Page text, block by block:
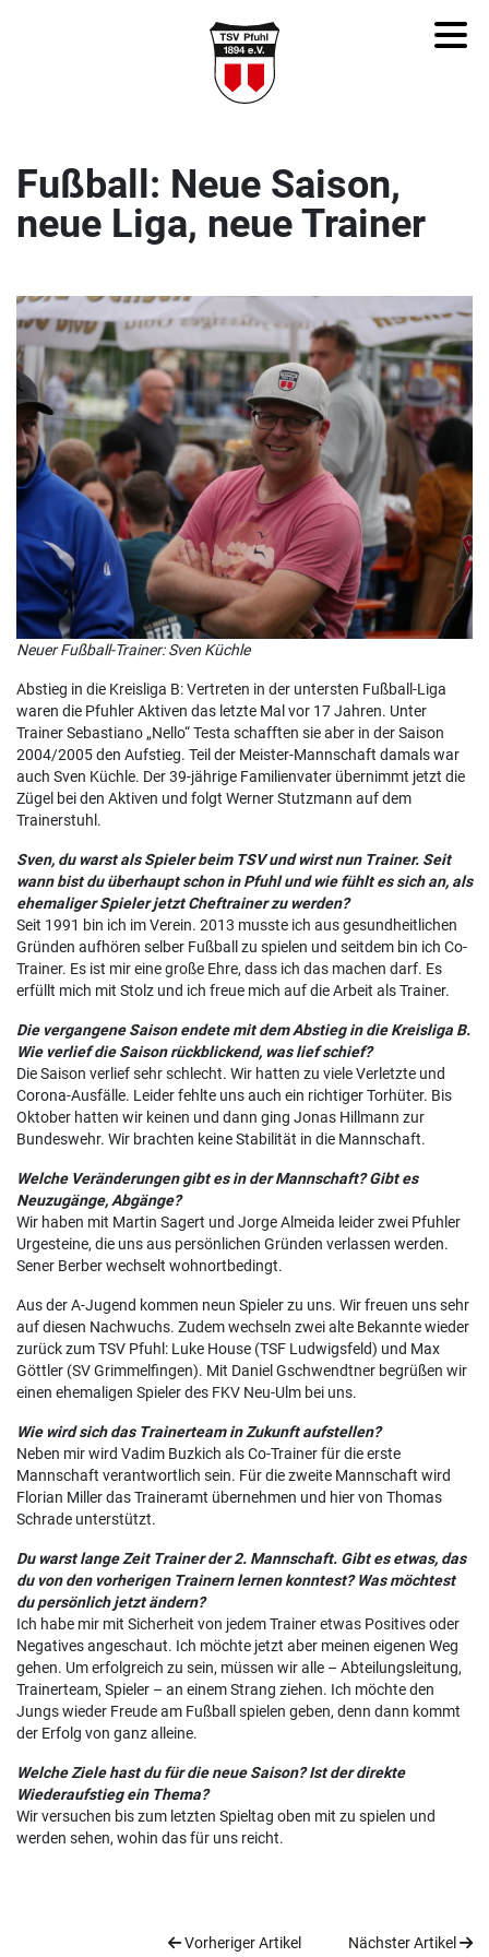
Fußball: Neue Saison,
neue Liga, neue Trainer
Neuer Fußball-Trainer: Sven Küchle
Abstieg in die Kreisliga B: Vertreten in der untersten Fußball-Liga
waren die Pfuhler Aktiven das letzte Mal vor 17 Jahren. Unter
Trainer Sebastiano „Nello“ Testa schafften sie aber in der Saison
2004/2005 den Aufstieg. Teil der Meister-Mannschaft damals war
auch Sven Küchle. Der 39-jährige Familienvater übernimmt jetzt die
Zügel bei den Aktiven und folgt Werner Stutzmann auf dem
Trainerstuhl.
Sven, du warst als Spieler beim TSV und wirst nun Trainer. Seit
wann bist du überhaupt schon in Pfuhl und wie fühlt es sich an, als
ehemaliger Spieler jetzt Cheftrainer zu werden?
Seit 1991 bin ich im Verein. 2013 musste ich aus gesundheitlichen
Gründen aufhören selber Fußball zu spielen und seitdem bin ich Co-
Trainer. Es ist mir eine große Ehre, dass ich das machen darf. Es
erfüllt mich mit Stolz und ich freue mich auf die Arbeit als Trainer.
Die vergangene Saison endete mit dem Abstieg in die Kreisliga B.
Wie verlief die Saison rückblickend, was lief schief?
Die Saison verlief sehr schlecht. Wir hatten zu viele Verletzte und
Corona-Ausfälle. Leider fehlte uns auch ein richtiger Torhüter. Bis
Oktober hatten wir keinen und dann ging Jonas Hillmann zur
Bundeswehr. Wir brachten keine Stabilität in die Mannschaft.
Welche Veränderungen gibt es in der Mannschaft? Gibt es
Neuzugänge, Abgänge?
Wir haben mit Martin Sagert und Jorge Almeida leider zwei Pfuhler
Urgesteine, die uns aus persönlichen Gründen verlassen werden.
Sener Berber wechselt wohnortbedingt.
Aus der A-Jugend kommen neun Spieler zu uns. Wir freuen uns sehr
auf diesen Nachwuchs. Zudem wechseln zwei alte Bekannte wieder
zurück zum TSV Pfuhl: Luke House (TSF Ludwigsfeld) und Max
Göttler (SV Grimmelfingen). Mit Daniel Gschwendtner begrüßen wir
einen ehemaligen Spieler des FKV Neu-Ulm bei uns.
Wie wird sich das Trainerteam in Zukunft aufstellen?
Neben mir wird Vadim Buzkich als Co-Trainer für die erste
Mannschaft verantwortlich sein. Für die zweite Mannschaft wird
Florian Miller das Traineramt übernehmen und hier von Thomas
Schrade unterstützt.
Du warst lange Zeit Trainer der 2. Mannschaft. Gibt es etwas, das
du von den vorherigen Trainern lernen konntest? Was möchtest
du persönlich jetzt ändern?
Ich habe mir mit Sicherheit von jedem Trainer etwas Positives oder
Negatives angeschaut. Ich möchte jetzt aber meinen eigenen Weg
gehen. Um erfolgreich zu sein, müssen wir alle – Abteilungsleitung,
Trainerteam, Spieler – an einem Strang ziehen. Ich möchte den
Jungs wieder Freude am Fußball spielen geben, denn dann kommt
der Erfolg von ganz alleine.
Welche Ziele hast du für die neue Saison? Ist der direkte
Wiederaufstieg ein Thema?
Wir versuchen bis zum letzten Spieltag oben mit zu spielen und
werden sehen, wohin das für uns reicht.
Vorheriger Artikel Nächster Artikel